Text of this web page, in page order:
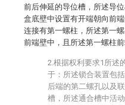
前后伸延的导位槽，所述导
盒底壁中设置有开端朝向前
连接有第一螺柱，所述第一
前端壁中，且所述第一螺柱前
2.根据权利要求1所述
于：所述锁合装置包
后端的第二螺孔以及
槽，所述通合槽中活